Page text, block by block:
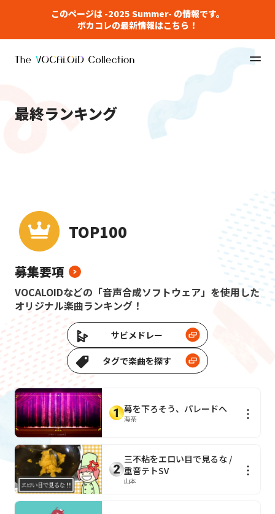
このページは -2025 Summer- の情報です。
ボカコレの最新情報はこちら！
最終ランキング
TOP100
募集要項
VOCALOIDなどの「音声合成ソフトウェア」を使用した
オリジナル楽曲ランキング！
サビメドレー
タグで楽曲を探す
幕を下ろそう、パレードへ
海茶
三不粘をエロい目で見るな /
重音テトSV
山本